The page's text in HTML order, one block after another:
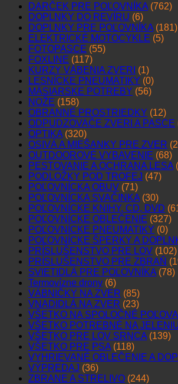
DARČEK PRE POĽOVNÍKA (762)
DOPLNKY DO REVÍRU (6)
DOPLNKY PRE POĽOVNÍKA (181)
ELEKTRICKÉ MOTOCYKLE (5)
FOTOPASCE (55)
FOXLINE (117)
KURZY VÁBENIA ZVERI (1)
LESNÍCKE PNEUMATIKY (0)
MÄSIARSKE POTREBY (56)
NOŽE (158)
OBRANNÉ PROSTRIEDKY (12)
ODPUDZOVAČE ZVERI A PASCE
OPTIKA (320)
OSIVÁ A MIEŠANKY PRE ZVER
OUTDOOROVÉ VYBAVENIE (68)
PESTOVANIE A OCHRANA LESA
PODLOŽKY POD TROFEJ (47)
POĽOVNÍCKA OBUV (71)
POĽOVNÍCKA SVAČINKA (30)
POĽOVNÍCKE KNIHY, CD, DVD
POĽOVNÍCKE OBLEČENIE (327)
POĽOVNÍCKE PNEUMATIKY (0)
POĽOVNÍCKE ŠPERKY A
PRÍSLUŠENSTVO PRE LOV (102)
PRÍSLUŠENSTVO PRE ZBRAŇ
SVIETIDLÁ PRE POĽOVNÍKA (78)
Termovízne drony (6)
VÁBNIČKY NA ZVER (85)
VNADIDLÁ NA ZVER (23)
VŠETKO NA SPOLOČNÉ
VŠETKO POTREBNÉ NA
VŠETKO PRE LOV SRNCA (139)
VŠETKO PRE PSA (118)
VYHRIEVANÉ OBLEČENIE A
VÝPREDAJ (36)
ZBRANE A STRELIVO (244)